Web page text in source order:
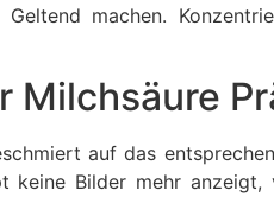
machen.
Milchsäure
auf das
keine Bilder mehr